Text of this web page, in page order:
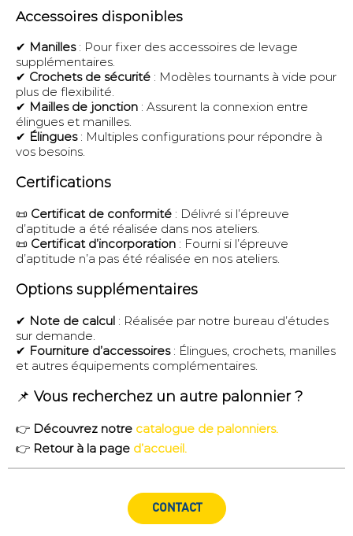
Accessoires disponibles
✔ Manilles: Pour fixer des accessoires de levage
supplémentaires.
✔ Crochets de sécurité : Modèles tournants à vide pour
plus de flexibilité.
✔ Mailles de jonction : Assurent la connexion entre
élingues et manilles.
✔ Élingues: Multiples configurations pour répondre à
vos besoins.
Certifications
📜 Certificat de conformité : Délivré si l’épreuve
d’aptitude a été réalisée dans nos ateliers.
📜 Certificat d’incorporation : Fourni si l’épreuve
d’aptitude n’a pas été réalisée en nos ateliers.
Options supplémentaires
✔ Note de calcul : Réalisée par notre bureau d’études
sur demande.
✔ Fourniture d’accessoires: Élingues, crochets, manilles
et autres équipements complémentaires.
📌 Vous recherchez un autre palonnier ?
👉 Découvrez notre catalogue de palonniers.
👉 Retour à la page d’accueil.
CONTACT